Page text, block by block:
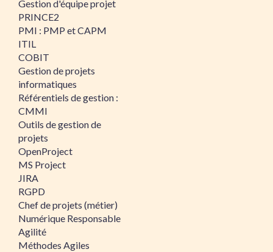
Gestion d'équipe projet
PRINCE2
PMI : PMP et CAPM
ITIL
COBIT
Gestion de projets
informatiques
Référentiels de gestion :
CMMI
Outils de gestion de
projets
OpenProject
MS Project
JIRA
RGPD
Chef de projets (métier)
Numérique Responsable
Agilité
Méthodes Agiles